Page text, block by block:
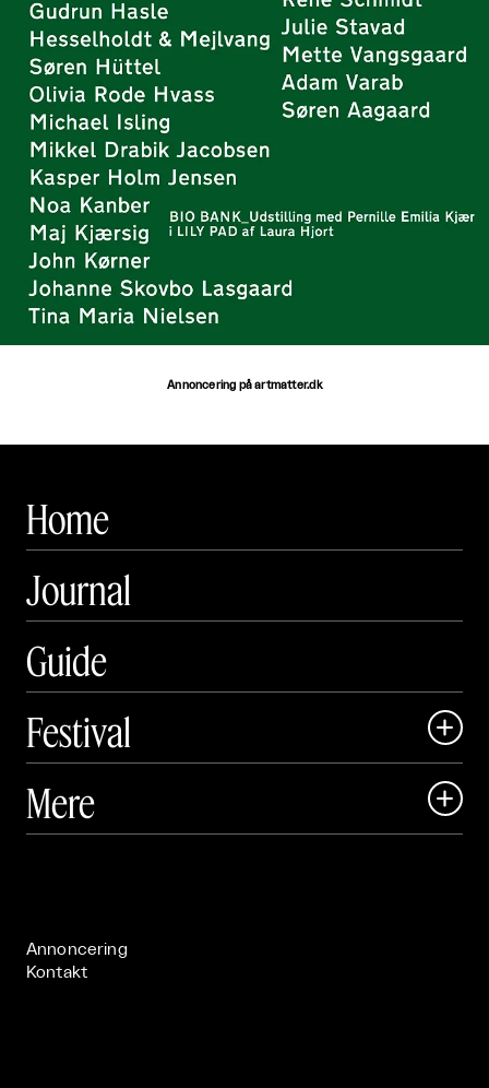
Annoncering på artmatter.dk
Home
Journal
Guide
Festival

 Art Matter Festival
Mere 
Annoncering
Kontakt